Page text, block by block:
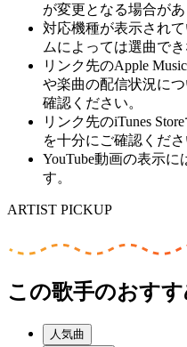
が変更となる場合があ
対応機種が表示され
ムによっては選曲で
リンク先のApple
や楽曲の配信状況に
確認ください。
リンク先のiTunes
を十分にご確認くださ
YouTube動画の表示に
す。
ARTIST PICKUP
この歌手のおす
人気曲